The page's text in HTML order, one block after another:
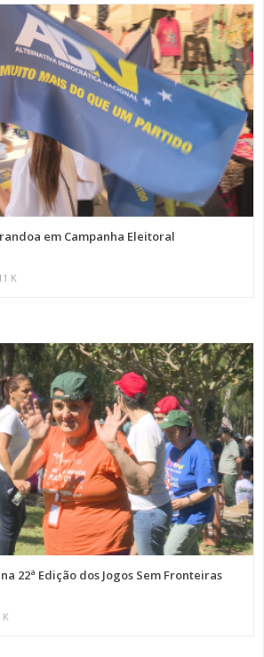
em Campanha Eleitoral
K
22ª Edição dos Jogos Sem Fronteiras
K